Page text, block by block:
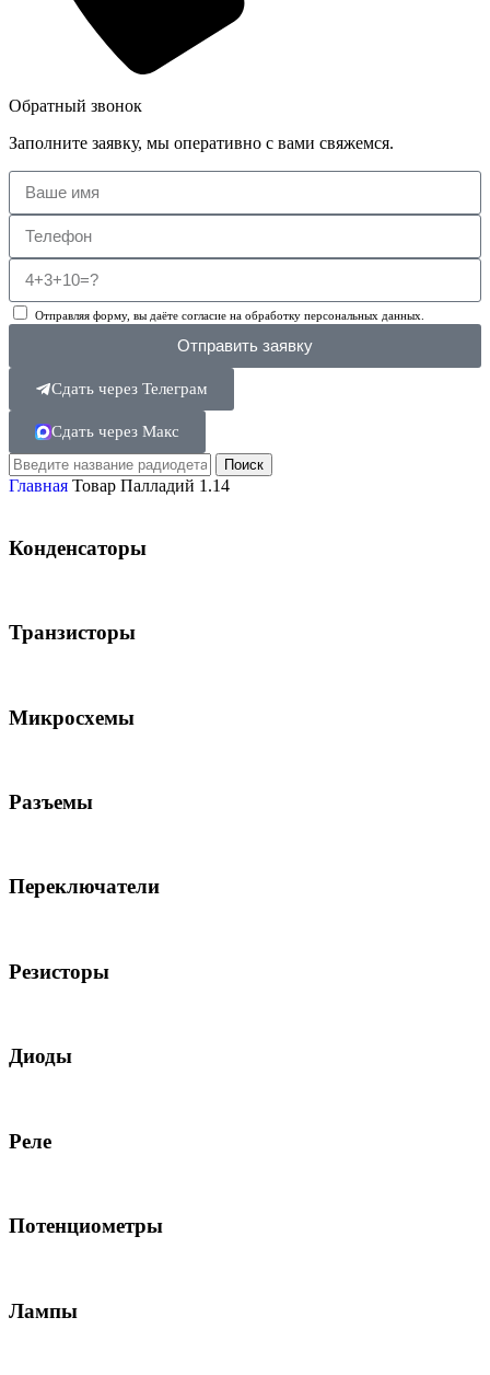
Обратный звонок
Заполните заявку, мы оперативно с вами свяжемся.
Отправляя форму, вы даёте согласие на обработку персональных данных.
Отправить заявку
Сдать через Телеграм
Сдать через Макс
Поиск
Главная Товар Палладий 1.14
Конденсаторы
Транзисторы
Микросхемы
Разъемы
Переключатели
Резисторы
Диоды
Реле
Потенциометры
Лампы